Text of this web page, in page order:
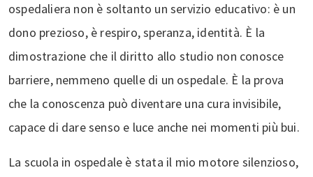
ospedaliera non è soltanto un servizio educativo: è un
dono prezioso, è respiro, speranza, identità. È la
dimostrazione che il diritto allo studio non conosce
barriere, nemmeno quelle di un ospedale. È la prova
che la conoscenza può diventare una cura invisibile,
capace di dare senso e luce anche nei momenti più bui.
La scuola in ospedale è stata il mio motore silenzioso,